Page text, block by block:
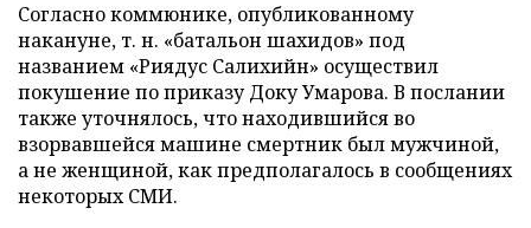
Согласно коммюнике, опубликованному
накануне, т. н. «батальон шахидов» под
названием «Риядус Салихийн» осуществил
покушение по приказу Доку Умарова. В послании
также уточнялось, что находившийся во
взорвавшейся машине смертник был мужчиной,
а не женщиной, как предполагалось в сообщениях
некоторых СМИ.